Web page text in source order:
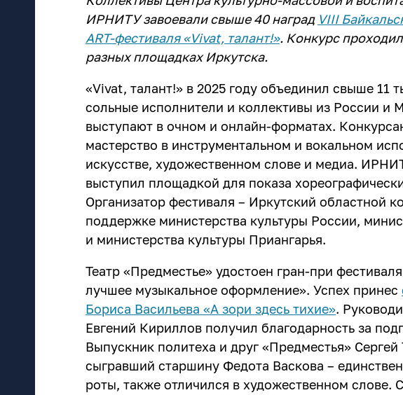
ИРНИТУ завоевали свыше 40 наград VIII
ART-фестиваля «Vivat, талант!». Конкурс
разных площадках Иркутска.
«Vivat, талант!» в 2025 году объединил свыше 11
сольные исполнители и коллективы из России и
выступают в очном и онлайн-форматах.
мастерство в инструментальном и вокальном
искусстве, художественном слове и медиа.
выступил площадкой для показа
Организатор фестиваля – Иркутский областной
поддержке министерства культуры России,
и министерства культуры Приангарья.
Театр «Предместье» удостоен гран-при
лучшее музыкальное оформление». Успех принес
Бориса Васильева «А зори здесь тихие».
Евгений Кириллов получил благодарность за
Выпускник политеха и друг «Предместья» Сергей
сыгравший старшину Федота Васкова –
роты, также отличился в художественном слове.